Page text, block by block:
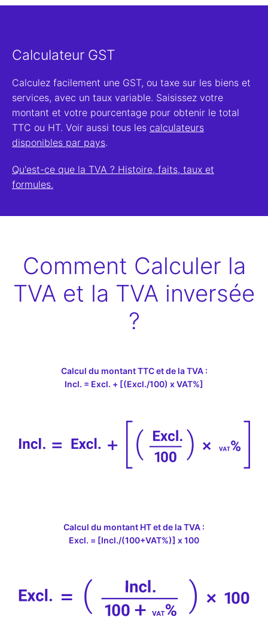
Calculateur GST
Calculez facilement une GST, ou taxe sur les biens et
services, avec un taux variable. Saisissez votre
montant et votre pourcentage pour obtenir le total
TTC ou HT. Voir aussi tous les calculateurs
disponibles par pays.
Qu'est-ce que la TVA ? Histoire, faits, taux et
formules.
Comment Calculer la
TVA et la TVA inversée
?
Calcul du montant TTC et de la TVA :
Incl. = Excl. + [(Excl./100) x VAT%]
Calcul du montant HT et de la TVA :
Excl. = [Incl./(100+VAT%)] x 100